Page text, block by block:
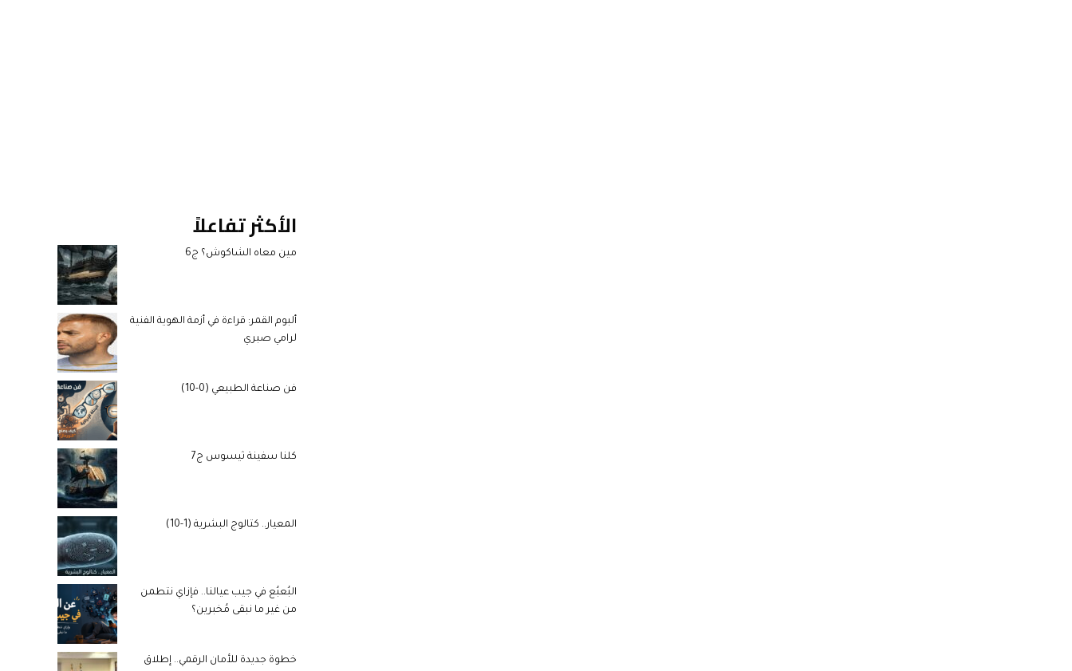
الأكثر تفاعلاً
مين معاه الشاكوش؟ ج6
ألبوم القمر: قراءة في أزمة الهوية الفنية
لرامي صبري
فن صناعة الطبيعي (0-10)
كلنا سفينة ثيسوس ج7
المعيار.. كتالوج البشرية (1-10)
البُعبُع في جيب عيالنا.. فإزاي نتطمن
من غير ما نبقى مُخبرين؟
خطوة جديدة للأمان الرقمي.. إطلاق